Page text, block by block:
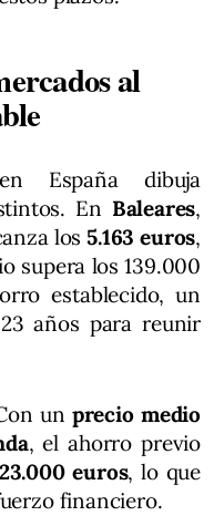
al
en España dibuja
En Baleares,
los5.163 euros,
supera los 139.000
establecido, un
años para reunir
un precio medio
, el ahorro previo
euros, lo que
financiero.